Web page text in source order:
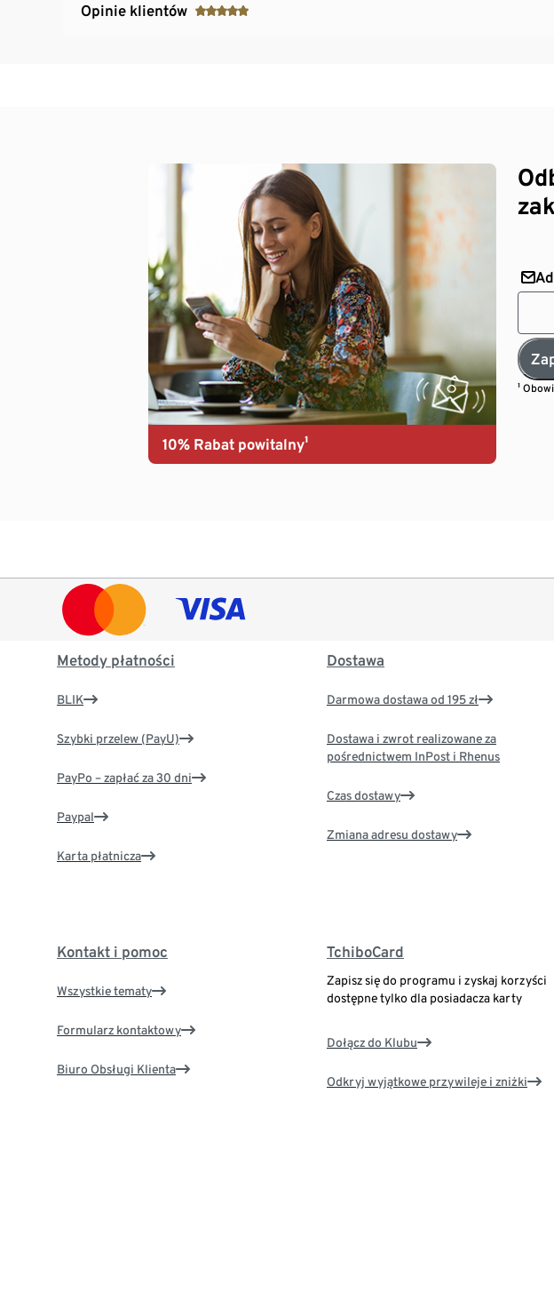
Opinie klientów
10% Rabat powitalny¹
¹
Metody płatności
BLIK
Szybki przelew (PayU)
PayPo – zapłać za 30 dni
Paypal
Karta płatnicza
Dostawa
Darmowa dostawa od 195 zł
Dostawa i zwrot realizowane za
pośrednictwem InPost i Rhenus
Czas dostawy
Zmiana adresu dostawy
Kontakt i pomoc
Wszystkie tematy
Formularz kontaktowy
Biuro Obsługi Klienta
TchiboCard
Zapisz się do programu i zyskaj korzyści
dostępne tylko dla posiadacza karty
Dołącz do Klubu
Odkryj wyjątkowe przywileje i zniżki